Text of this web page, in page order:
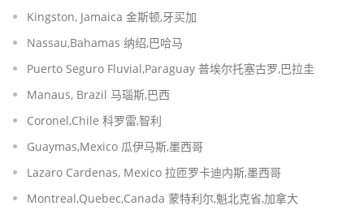
Kingston, Jamaica 金斯顿,牙买加
Nassau,Bahamas 纳绍,巴哈马
Puerto Seguro Fluvial,Paraguay 普埃尔托塞古罗,巴拉圭
Manaus, Brazil 马瑙斯,巴西
Coronel,Chile 科罗雷,智利
Guaymas,Mexico 瓜伊马斯,墨西哥
Lazaro Cardenas, Mexico 拉匝罗卡迪内斯,墨西哥
Montreal,Quebec,Canada 蒙特利尔,魁北克省,加拿大